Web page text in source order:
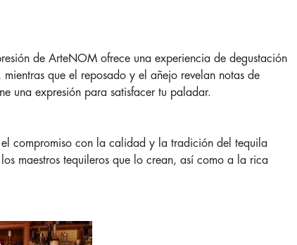
de ArteNOM ofrece una experiencia de degustación
que el reposado y el añejo revelan notas de
una expresión para satisfacer tu paladar.
compromiso con la calidad y la tradición del tequila
maestros tequileros que lo crean, así como a la rica